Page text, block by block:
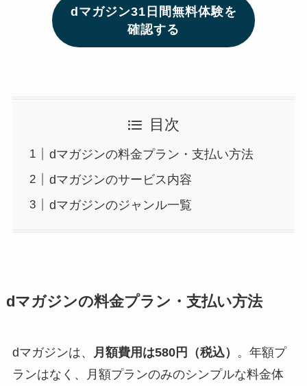
dマガジン31日間無料体験を
確認する
目次
dマガジンの料金プラン・支払い方法
dマガジンのサービス内容
dマガジンのジャンル一覧
dマガジンの料金プラン・支払い方法
dマガジンは、 月額費用は580円（税込） 。年額プ
ランはなく、月額プランのみのシンプルな料金体